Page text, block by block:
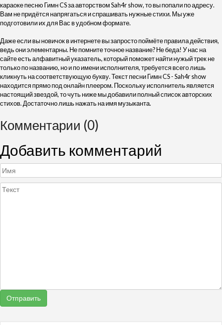
караоке песню Гимн CS за авторством Sah4r show, то вы попали по адресу.
Вам не придётся напрягаться и спрашивать нужные стихи. Мы уже
подготовили их для Вас в удобном формате.
Даже если вы новичок в интернете вы запросто поймёте правила действия,
ведь они элементарны. Не помните точное название? Не беда! У нас на
сайте есть алфавитный указатель, который поможет найти нужый трек не
только по названию, но и по имени исполнителя, требуется всего лишь
кликнуть на соответствующую букву. Текст песни Гимн CS - Sah4r show
находится прямо под онлайн плеером. Поскольку исполнитель является
настоящий звездой, то чуть ниже мы добавили полный список авторских
стихов. Достаточно лишь нажать на имя музыканта.
Комментарии (0)
Добавить комментарий